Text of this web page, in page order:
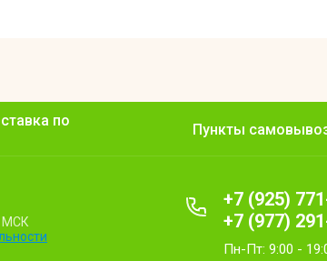
по
Пункты
МСК
+7 (925)
+7 (977)
Пн-Пт: 9:00 -